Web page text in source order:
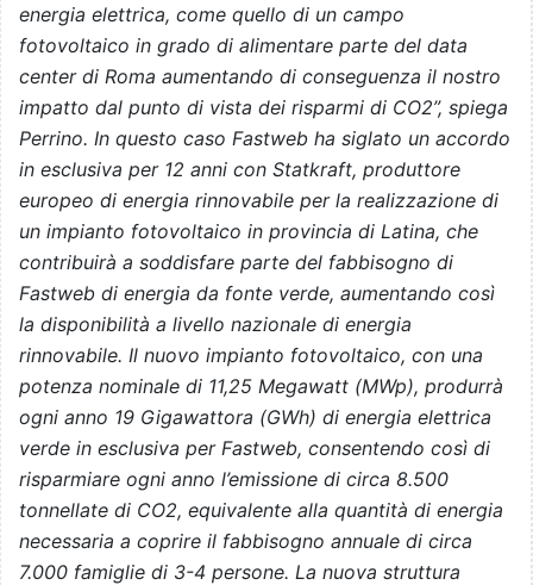
energia elettrica, come quello di un campo
fotovoltaico in grado di alimentare parte del data
center di Roma aumentando di conseguenza il nostro
impatto dal punto di vista dei risparmi di CO2”, spiega
Perrino. In questo caso Fastweb ha siglato un accordo
in esclusiva per 12 anni con Statkraft, produttore
europeo di energia rinnovabile per la realizzazione di
un impianto fotovoltaico in provincia di Latina, che
contribuirà a soddisfare parte del fabbisogno di
Fastweb di energia da fonte verde, aumentando così
la disponibilità a livello nazionale di energia
rinnovabile. Il nuovo impianto fotovoltaico, con una
potenza nominale di 11,25 Megawatt (MWp), produrrà
ogni anno 19 Gigawattora (GWh) di energia elettrica
verde in esclusiva per Fastweb, consentendo così di
risparmiare ogni anno l’emissione di circa 8.500
tonnellate di CO2, equivalente alla quantità di energia
necessaria a coprire il fabbisogno annuale di circa
7.000 famiglie di 3-4 persone. La nuova struttura